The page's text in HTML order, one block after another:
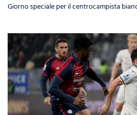
Giorno speciale per il centrocampista